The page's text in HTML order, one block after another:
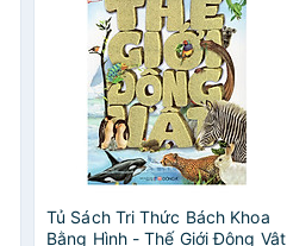
Tủ Sách Tri Thức Bách Khoa
Bằng Hình - Thế Giới Động Vật